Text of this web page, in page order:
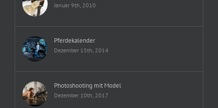
Januar 9th, 2010
Pferdekalender
Dezember 15th, 2014
Photoshooting mit Model
Dezember 10th, 2017